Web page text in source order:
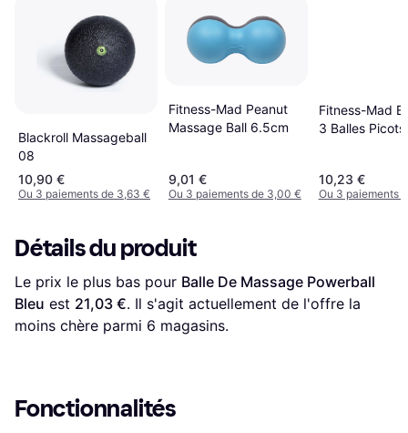
Blackroll Massageball
08
10,90 €
Ou 3 paiements de 3,63 €
Fitness-Mad Peanut
Massage Ball 6.5cm
9,01 €
Ou 3 paiements de 3,00 €
Fitness-Mad
3 Balles
10,23 €
Ou 3 paiements
Détails du produit
Le prix le plus bas pour Balle De Massage Powerball
Bleu est 21,03 €. Il s'agit actuellement de l'offre la
moins chère parmi 6 magasins.
Fonctionnalités